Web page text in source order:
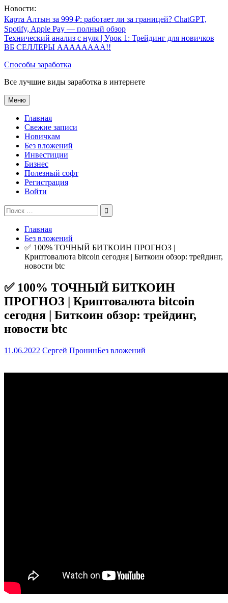
Перейти
к
содержимому
Новости:
Карта Алтын за 999 ₽: работает ли за границей? ChatGPT,
Spotify, Apple Pay — полный обзор
Технический анализ с нуля | Урок 1: Трейдинг для новичков
ВБ СЕЛЛЕРЫ АААААААА!!
Способы заработка
Все лучшие виды заработка в интернете
Меню
Главная
Свежие записи
Новичкам
Без вложений
Инвестиции
Бизнес
Полезный софт
Регистрация
Войти
Поиск
по:
Главная
Без вложений
✅ 100% ТОЧНЫЙ БИТКОИН ПРОГНОЗ |
Криптовалюта bitcoin сегодня | Биткоин обзор: трейдинг,
новости btc
✅ 100% ТОЧНЫЙ БИТКОИН
ПРОГНОЗ | Криптовалюта bitcoin
сегодня | Биткоин обзор: трейдинг,
новости btc
11.06.2022 Сергей ПронинБез вложений